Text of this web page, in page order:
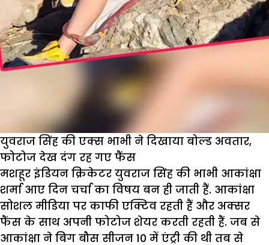
युवराज सिंह की एक्स भाभी ने दिखाया बोल्ड अवतार,
फोटोज देख दंग रह गए फैंस
मशहूर इंडियन क्रिकेटर युवराज सिंह की भाभी आकांक्षा
शर्मा आए दिन चर्चा का विषय बन ही जाती हैं. आकांक्षा
सोशल मीडिया पर काफी एक्टिव रहती हैं और अक्सर
फैंस के साथ अपनी फोटोज शेयर करती रहती हैं. जब से
आकांक्षा ने बिग बौस सीजन 10 में एंट्री की थी तब से